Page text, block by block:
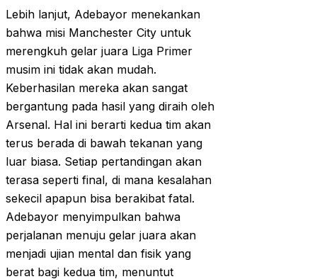
Lebih lanjut, Adebayor menekankan
bahwa misi Manchester City untuk
merengkuh gelar juara Liga Primer
musim ini tidak akan mudah.
Keberhasilan mereka akan sangat
bergantung pada hasil yang diraih oleh
Arsenal. Hal ini berarti kedua tim akan
terus berada di bawah tekanan yang
luar biasa. Setiap pertandingan akan
terasa seperti final, di mana kesalahan
sekecil apapun bisa berakibat fatal.
Adebayor menyimpulkan bahwa
perjalanan menuju gelar juara akan
menjadi ujian mental dan fisik yang
berat bagi kedua tim, menuntut